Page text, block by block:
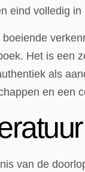
eind volledig in
Het is een
als
en een
van de